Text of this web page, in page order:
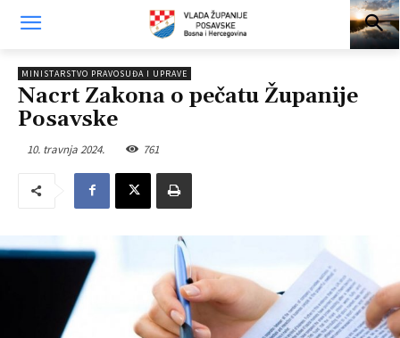
MINISTARSTVO PRAVOSUĐA I UPRAVE
Nacrt Zakona o pečatu Županije
Posavske
10. travnja 2024. 761